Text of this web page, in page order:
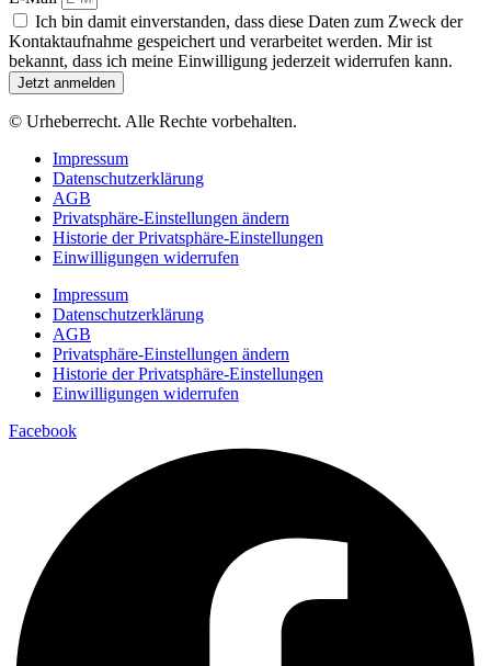
Ich bin damit einverstanden, dass diese Daten zum Zweck der
Kontaktaufnahme gespeichert und verarbeitet werden. Mir ist
bekannt, dass ich meine Einwilligung jederzeit widerrufen kann.
Jetzt anmelden
© Urheberrecht. Alle Rechte vorbehalten.
Impressum
Datenschutzerklärung
AGB
Privatsphäre-Einstellungen ändern
Historie der Privatsphäre-Einstellungen
Einwilligungen widerrufen
Impressum
Datenschutzerklärung
AGB
Privatsphäre-Einstellungen ändern
Historie der Privatsphäre-Einstellungen
Einwilligungen widerrufen
Facebook